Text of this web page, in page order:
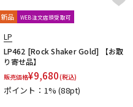
新品 WEB注文店頭受取可
LP
LP462 [Rock Shaker Gold] 【お取
り寄せ品】
販売価格¥9,680(税込)
ポイント：1%(88pt)